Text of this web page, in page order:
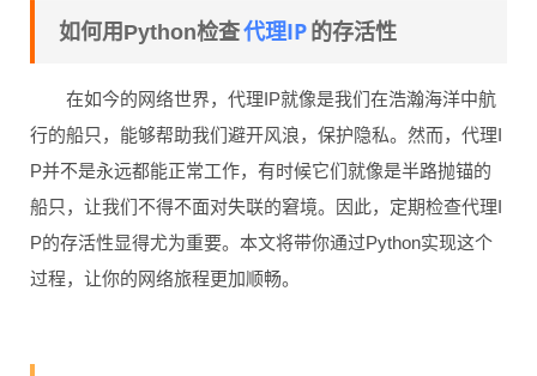
如何用Python检查代理IP 的存活性
在如今的网络世界，代理IP就像是我们在浩瀚海洋中航
行的船只，能够帮助我们避开风浪，保护隐私。然而，代理I
P并不是永远都能正常工作，有时候它们就像是半路抛锚的
船只，让我们不得不面对失联的窘境。因此，定期检查代理I
P的存活性显得尤为重要。本文将带你通过Python实现这个
过程，让你的网络旅程更加顺畅。